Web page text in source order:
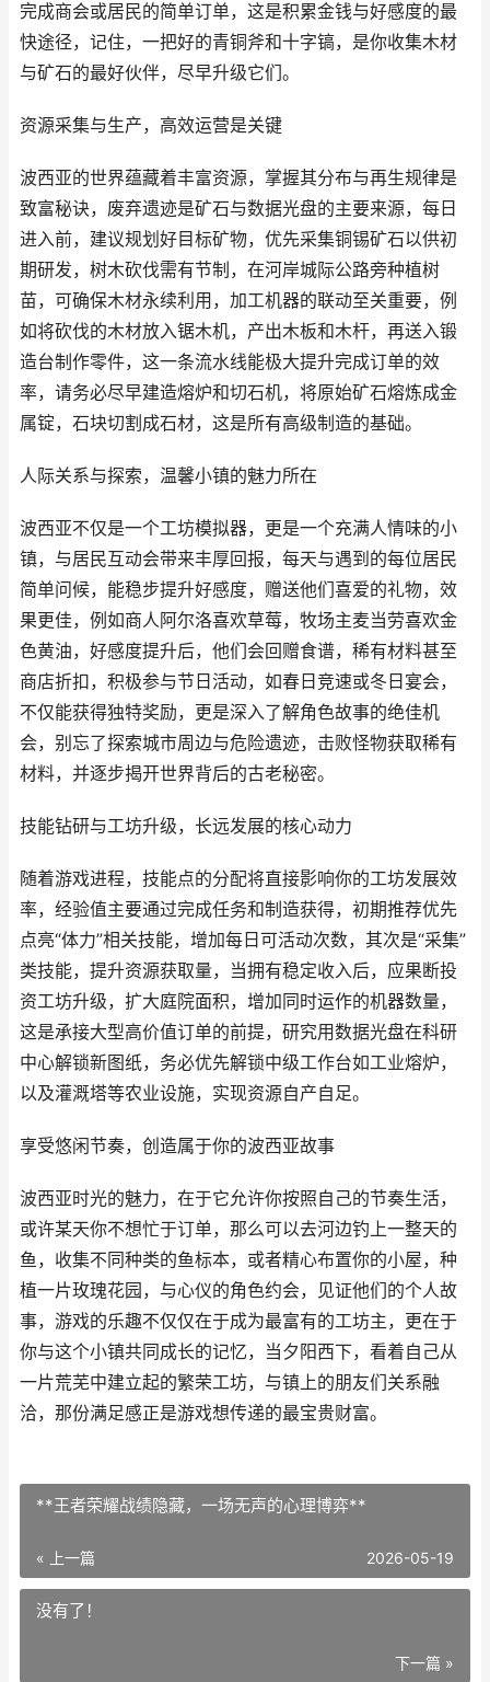
完成商会或居民的简单订单，这是积累金钱与好感度的最
快途径，记住，一把好的青铜斧和十字镐，是你收集木材
与矿石的最好伙伴，尽早升级它们。
资源采集与生产，高效运营是关键
波西亚的世界蕴藏着丰富资源，掌握其分布与再生规律是
致富秘诀，废弃遗迹是矿石与数据光盘的主要来源，每日
进入前，建议规划好目标矿物，优先采集铜锡矿石以供初
期研发，树木砍伐需有节制，在河岸城际公路旁种植树
苗，可确保木材永续利用，加工机器的联动至关重要，例
如将砍伐的木材放入锯木机，产出木板和木杆，再送入锻
造台制作零件，这一条流水线能极大提升完成订单的效
率，请务必尽早建造熔炉和切石机，将原始矿石熔炼成金
属锭，石块切割成石材，这是所有高级制造的基础。
人际关系与探索，温馨小镇的魅力所在
波西亚不仅是一个工坊模拟器，更是一个充满人情味的小
镇，与居民互动会带来丰厚回报，每天与遇到的每位居民
简单问候，能稳步提升好感度，赠送他们喜爱的礼物，效
果更佳，例如商人阿尔洛喜欢草莓，牧场主麦当劳喜欢金
色黄油，好感度提升后，他们会回赠食谱，稀有材料甚至
商店折扣，积极参与节日活动，如春日竞速或冬日宴会，
不仅能获得独特奖励，更是深入了解角色故事的绝佳机
会，别忘了探索城市周边与危险遗迹，击败怪物获取稀有
材料，并逐步揭开世界背后的古老秘密。
技能钻研与工坊升级，长远发展的核心动力
随着游戏进程，技能点的分配将直接影响你的工坊发展效
率，经验值主要通过完成任务和制造获得，初期推荐优先
点亮“体力”相关技能，增加每日可活动次数，其次是“采集”
类技能，提升资源获取量，当拥有稳定收入后，应果断投
资工坊升级，扩大庭院面积，增加同时运作的机器数量，
这是承接大型高价值订单的前提，研究用数据光盘在科研
中心解锁新图纸，务必优先解锁中级工作台如工业熔炉，
以及灌溉塔等农业设施，实现资源自产自足。
享受悠闲节奏，创造属于你的波西亚故事
波西亚时光的魅力，在于它允许你按照自己的节奏生活，
或许某天你不想忙于订单，那么可以去河边钓上一整天的
鱼，收集不同种类的鱼标本，或者精心布置你的小屋，种
植一片玫瑰花园，与心仪的角色约会，见证他们的个人故
事，游戏的乐趣不仅仅在于成为最富有的工坊主，更在于
你与这个小镇共同成长的记忆，当夕阳西下，看着自己从
一片荒芜中建立起的繁荣工坊，与镇上的朋友们关系融
洽，那份满足感正是游戏想传递的最宝贵财富。
**王者荣耀战绩隐藏，一场无声的心理博弈**
« 上一篇 2026-05-19
没有了！
下一篇 »